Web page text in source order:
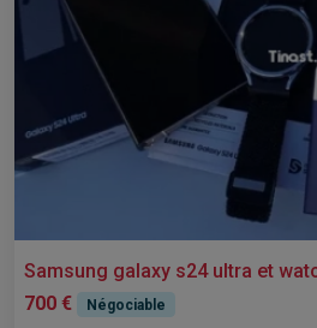
Samsung galaxy s24 ultra et
700 €
Négociable